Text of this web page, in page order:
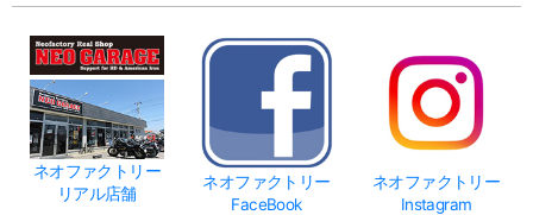
ネオファクトリー
リアル店舗
ネオファクトリー
FaceBook
ネオファクトリー
Instagram